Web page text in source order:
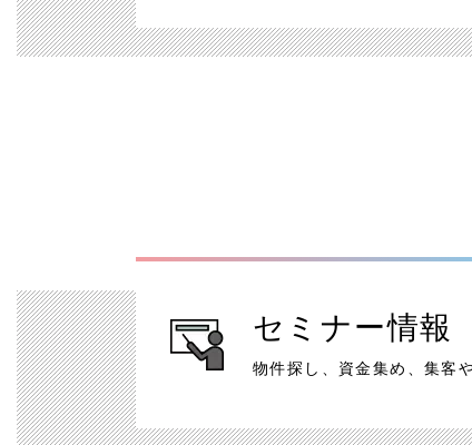
セミナー情報
物件探し、資金集め、集客